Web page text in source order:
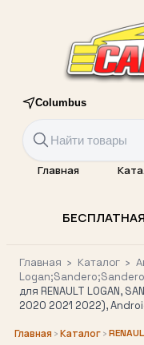
Columbus
Главная
Главная › Каталог ›
для RENAULT LOGAN,
2020 2021 2022),
Главная ›Каталог›